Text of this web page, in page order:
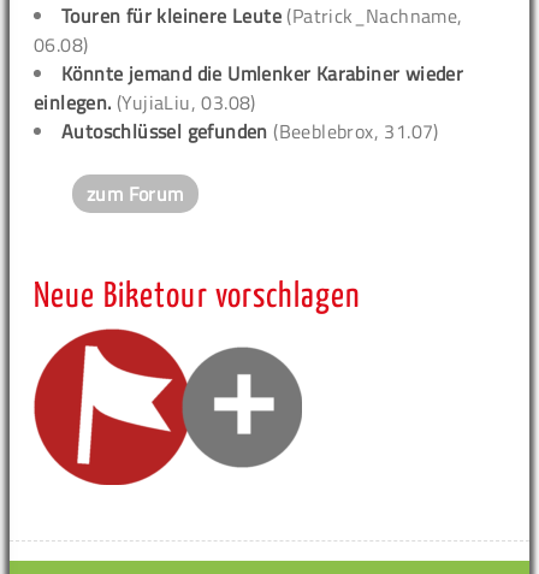
Touren für kleinere Leute (Patrick_Nachname,
06.08)
Könnte jemand die Umlenker Karabiner wieder
einlegen. (YujiaLiu, 03.08)
Autoschlüssel gefunden (Beeblebrox, 31.07)
zum Forum
Neue Biketour vorschlagen